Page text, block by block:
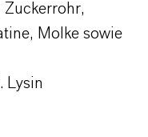
Zuckerrohr,
Molke sowie
Lysin